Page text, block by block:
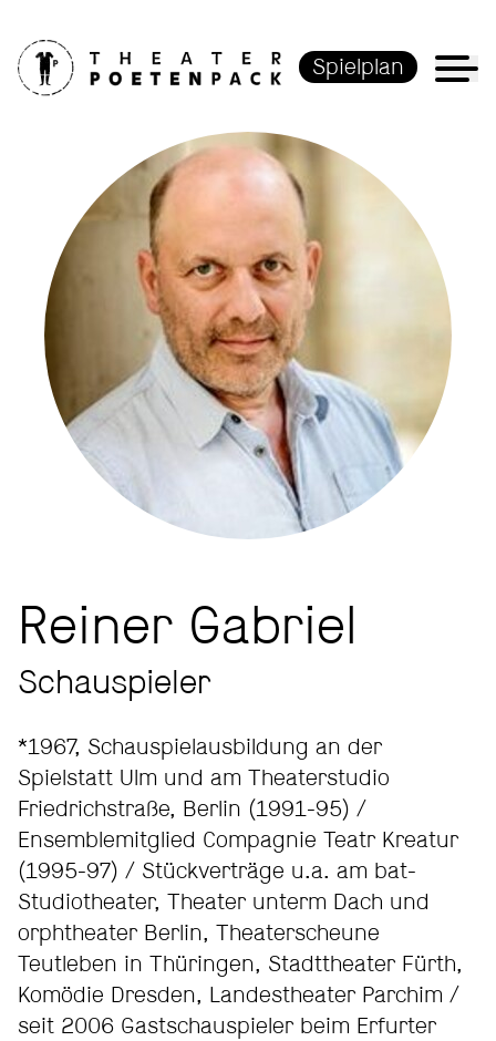
Spielplan
Reiner Gabriel
Schauspieler
*1967, Schauspielausbildung an der
Spielstatt Ulm und am Theaterstudio
Friedrichstraße, Berlin (1991-95) /
Ensemblemitglied Compagnie Teatr Kreatur
(1995-97) / Stückverträge u.a. am bat-
Studiotheater, Theater unterm Dach und
orphtheater Berlin, Theaterscheune
Teutleben in Thüringen, Stadttheater Fürth,
Komödie Dresden, Landestheater Parchim /
seit 2006 Gastschauspieler beim Erfurter